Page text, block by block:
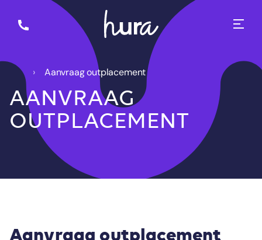
Aanvraag outplacement
AANVRAAG
OUTPLACEMENT
Aanvraag outplacement